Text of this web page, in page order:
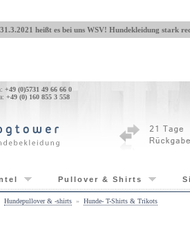
heißt es bei uns WSV! Hundekleidung stark
+49 (0)5731 49 66 66 0
+49 (0) 160 855 3 558
Pullover & Shirts
Hundepullover & -shirts » Hunde- T-Shirts & Trikots